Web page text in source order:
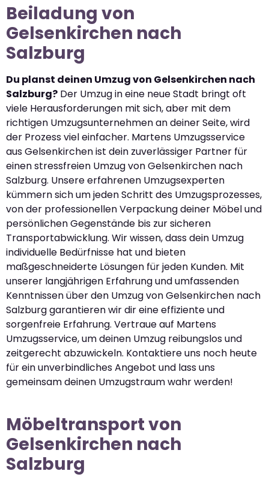
Beiladung von
Gelsenkirchen nach
Salzburg
Du planst deinen Umzug von Gelsenkirchen nach
Salzburg? Der Umzug in eine neue Stadt bringt oft
viele Herausforderungen mit sich, aber mit dem
richtigen Umzugsunternehmen an deiner Seite, wird
der Prozess viel einfacher. Martens Umzugsservice
aus Gelsenkirchen ist dein zuverlässiger Partner für
einen stressfreien Umzug von Gelsenkirchen nach
Salzburg. Unsere erfahrenen Umzugsexperten
kümmern sich um jeden Schritt des Umzugsprozesses,
von der professionellen Verpackung deiner Möbel und
persönlichen Gegenstände bis zur sicheren
Transportabwicklung. Wir wissen, dass dein Umzug
individuelle Bedürfnisse hat und bieten
maßgeschneiderte Lösungen für jeden Kunden. Mit
unserer langjährigen Erfahrung und umfassenden
Kenntnissen über den Umzug von Gelsenkirchen nach
Salzburg garantieren wir dir eine effiziente und
sorgenfreie Erfahrung. Vertraue auf Martens
Umzugsservice, um deinen Umzug reibungslos und
zeitgerecht abzuwickeln. Kontaktiere uns noch heute
für ein unverbindliches Angebot und lass uns
gemeinsam deinen Umzugstraum wahr werden!
Möbeltransport von
Gelsenkirchen nach
Salzburg